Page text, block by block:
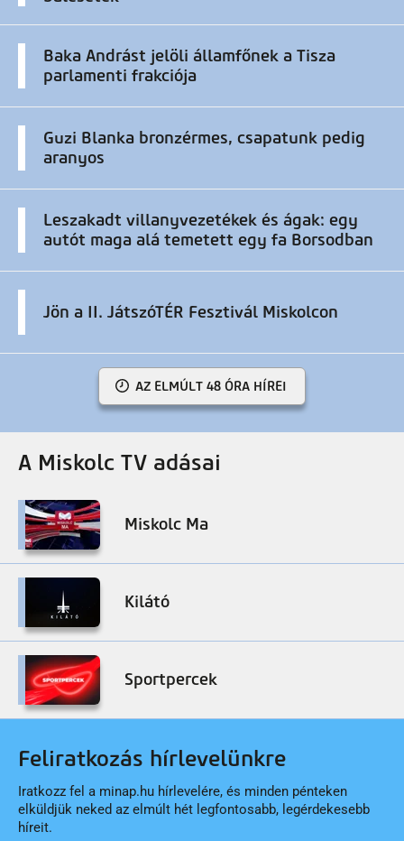
Baka Andrást jelöli államfőnek a Tisza
parlamenti frakciója
Guzi Blanka bronzérmes, csapatunk pedig
aranyos
Leszakadt villanyvezetékek és ágak: egy
autót maga alá temetett egy fa Borsodban
Jön a II. JátszóTÉR Fesztivál Miskolcon
AZ ELMÚLT 48 ÓRA HÍREI
A Miskolc TV adásai
Miskolc Ma
Kilátó
Sportpercek
Feliratkozás hírlevelünkre
Iratkozz fel a minap.hu hírlevelére, és minden pénteken
elküldjük neked az elmúlt hét legfontosabb, legérdekesebb
híreit.